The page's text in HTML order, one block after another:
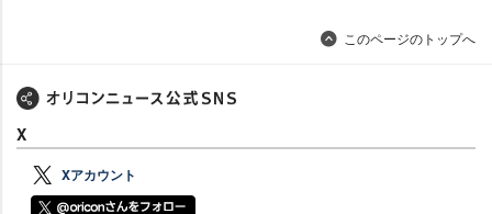
このページのトップへ
X
Xアカウント